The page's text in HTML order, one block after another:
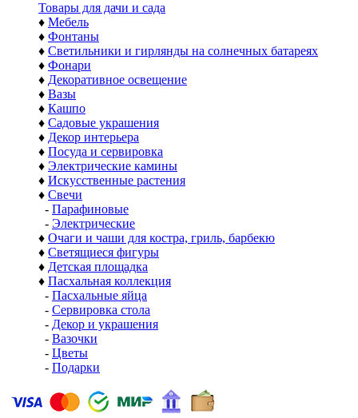
Товары для дачи и сада
♦ Мебель
♦ Фонтаны
♦ Светильники и гирлянды на солнечных батареях
♦ Фонари
♦ Декоративное освещение
♦ Вазы
♦ Кашпо
♦ Садовые украшения
♦ Декор интерьера
♦ Посуда и сервировка
♦ Электрические камины
♦ Искусственные растения
♦ Свечи
- Парафиновые
- Электрические
♦ Очаги и чаши для костра, гриль, барбекю
♦ Светящиеся фигуры
♦ Детская площадка
♦ Пасхальная коллекция
- Пасхальные яйца
- Сервировка стола
- Декор и украшения
- Вазочки
- Цветы
- Подарки